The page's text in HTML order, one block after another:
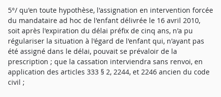
5°/ qu'en toute hypothèse, l'assignation en intervention forcée
du mandataire ad hoc de l'enfant délivrée le 16 avril 2010,
soit après l'expiration du délai préfix de cinq ans, n'a pu
régulariser la situation à l'égard de l'enfant qui, n'ayant pas
été assigné dans le délai, pouvait se prévaloir de la
prescription ; que la cassation interviendra sans renvoi, en
application des articles 333 § 2, 2244, et 2246 ancien du code
civil ;